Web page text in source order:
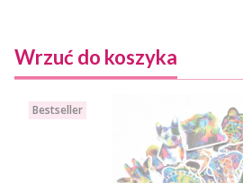
Wrzuć do koszyka
Bestseller